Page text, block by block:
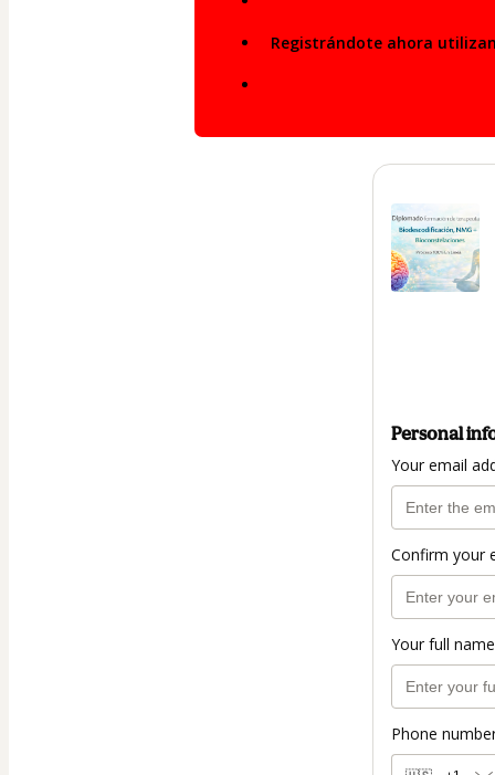
Registrándote ahora
Personal
Your email
Confirm your
Your full name
Phone